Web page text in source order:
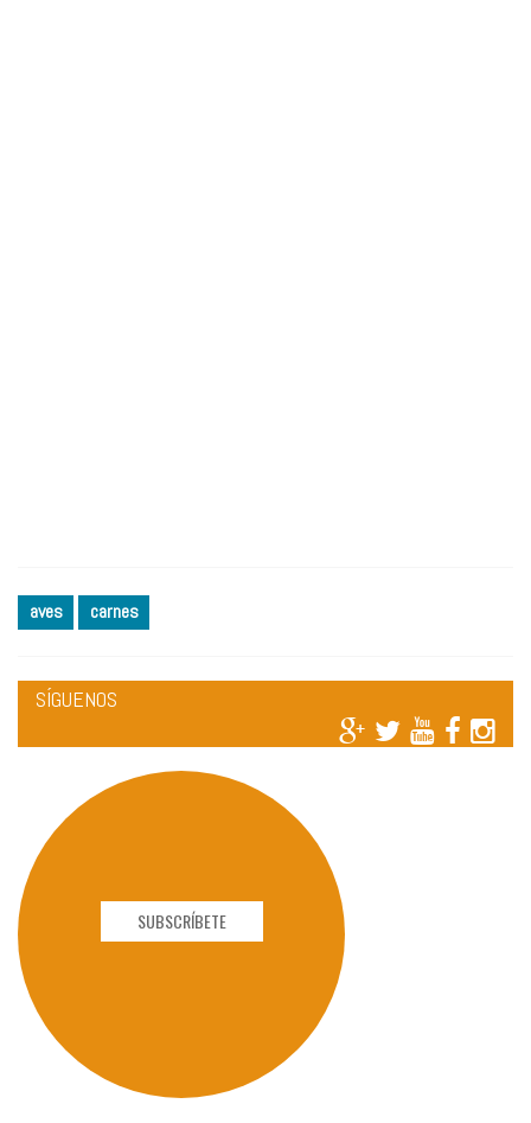
aves carnes
SÍGUENOS
SUBSCRÍBETE